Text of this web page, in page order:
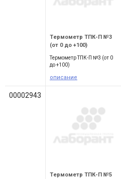
Термометр ТПК-П №3
(от 0 до +100)
Термометр ТПК-П №3 (от 0
до +100)
описание
00002943
Термометр ТПК-П №5